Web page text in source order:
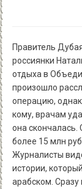
Правитель
россиянки
отдыха в
произошло
операцию,
кому, врачам
она скончалась.
более 15 млн
Журналисты
истории,
арабском. Сразу